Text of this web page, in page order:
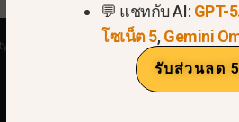
💬 แชทกับ AI: GPT-
โซเน็ต 5,Gemini
รับส่วนลด